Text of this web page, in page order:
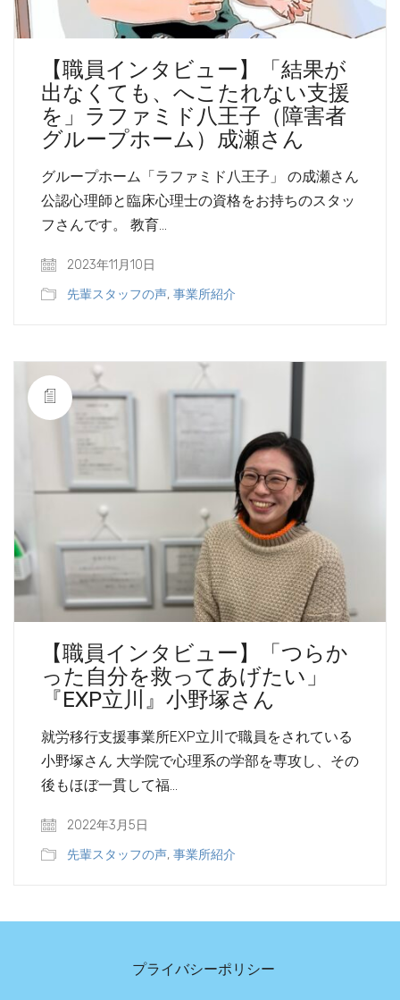
【職員インタビュー】「結果が
出なくても、へこたれない支援
を」ラファミド八王子（障害者
グループホーム）成瀬さん
グループホーム「ラファミド八王子」 の成瀬さん
公認心理師と臨床心理士の資格をお持ちのスタッ
フさんです。 教育…
2023年11月10日
先輩スタッフの声, 事業所紹介
【職員インタビュー】「つらか
った自分を救ってあげたい」
『EXP立川』小野塚さん
就労移行支援事業所EXP立川で職員をされている
小野塚さん 大学院で心理系の学部を専攻し、その
後もほぼ一貫して福…
2022年3月5日
先輩スタッフの声, 事業所紹介
プライバシーポリシー